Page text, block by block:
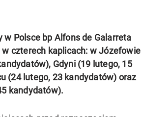
w Polsce bp Alfons de Galarreta
w czterech kaplicach: w Józefowie
Gdyni (19 lutego, 15
(24 lutego, 23 kandydatów) oraz
kandydatów).